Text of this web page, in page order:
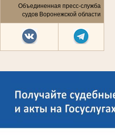
Объединенная пресс-служба
судов Воронежской области